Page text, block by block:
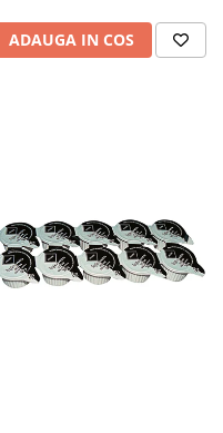
ADAUGA IN COS